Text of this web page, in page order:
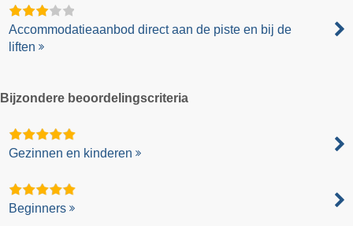
Accommodatieaanbod direct aan de piste en bij de
liften
Bijzondere beoordelingscriteria
Gezinnen en kinderen
Beginners